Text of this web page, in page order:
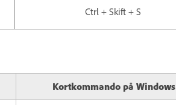
Ctrl + Skift + S
Kortkommando på Windows